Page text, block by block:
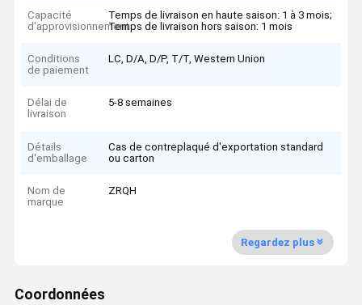
Capacité
d'approvisionnement
Temps de livraison en haute saison: 1 à 3 mois;
Temps de livraison hors saison: 1 mois
Conditions
de paiement
LC, D/A, D/P, T/T, Western Union
Délai de
livraison
5-8 semaines
Détails
d'emballage
Cas de contreplaqué d'exportation standard
ou carton
Nom de
marque
ZRQH
Regardez plus
Coordonnées